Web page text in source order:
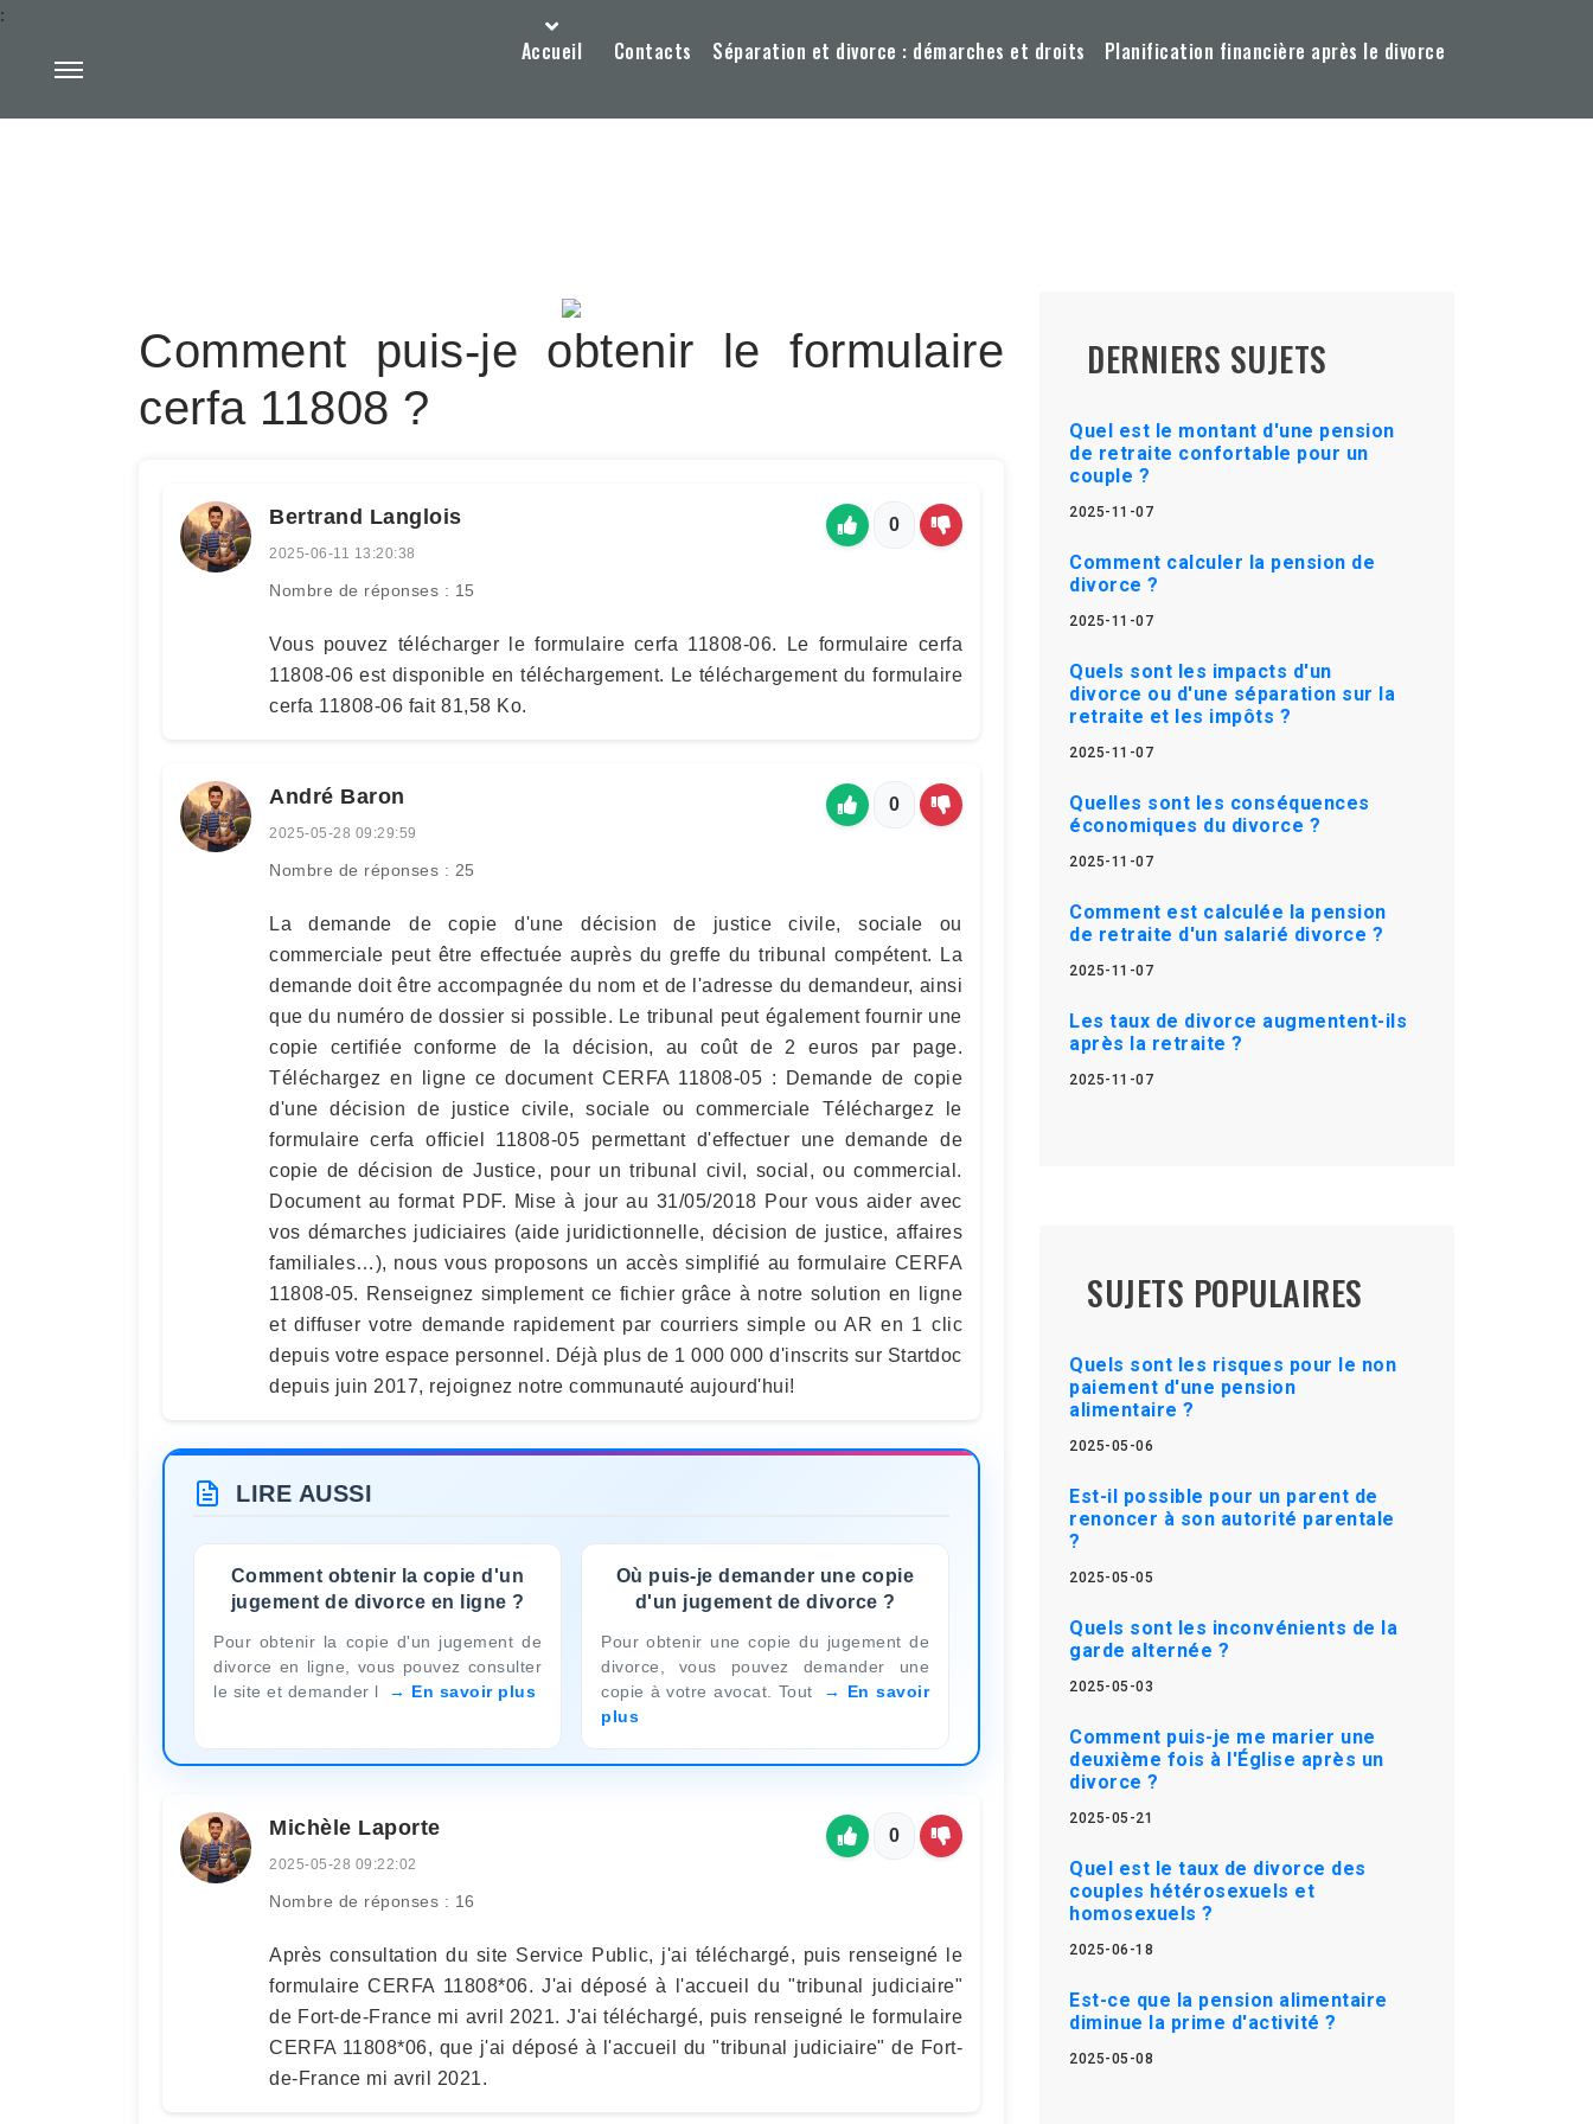
Accueil Contacts Séparation et divorce : démarches et droits Planification financière après le divorce
:
Comment puis-je obtenir le formulaire
cerfa 11808 ?
Bertrand Langlois
2025-06-11 13:20:38
Nombre de réponses : 15
0
Vous pouvez télécharger le formulaire cerfa 11808-06. Le formulaire cerfa
11808-06 est disponible en téléchargement. Le téléchargement du formulaire
cerfa 11808-06 fait 81,58 Ko.
André Baron
2025-05-28 09:29:59
Nombre de réponses : 25
0
La demande de copie d'une décision de justice civile, sociale ou
commerciale peut être effectuée auprès du greffe du tribunal compétent. La
demande doit être accompagnée du nom et de l'adresse du demandeur, ainsi
que du numéro de dossier si possible. Le tribunal peut également fournir une
copie certifiée conforme de la décision, au coût de 2 euros par page.
Téléchargez en ligne ce document CERFA 11808-05 : Demande de copie
d'une décision de justice civile, sociale ou commerciale Téléchargez le
formulaire cerfa officiel 11808-05 permettant d'effectuer une demande de
copie de décision de Justice, pour un tribunal civil, social, ou commercial.
Document au format PDF. Mise à jour au 31/05/2018 Pour vous aider avec
vos démarches judiciaires (aide juridictionnelle, décision de justice, affaires
familiales…), nous vous proposons un accès simplifié au formulaire CERFA
11808-05. Renseignez simplement ce fichier grâce à notre solution en ligne
et diffuser votre demande rapidement par courriers simple ou AR en 1 clic
depuis votre espace personnel. Déjà plus de 1 000 000 d'inscrits sur Startdoc
depuis juin 2017, rejoignez notre communauté aujourd'hui!
LIRE AUSSI
Comment obtenir la copie d'un
jugement de divorce en ligne ?
Pour obtenir la copie d'un jugement de
divorce en ligne, vous pouvez consulter
le site et demander l
En savoir plus
Où puis-je demander une copie
d'un jugement de divorce ?
Pour obtenir une copie du jugement de
divorce, vous pouvez demander une
copie à votre avocat. Tout
En savoir
plus
Michèle Laporte
2025-05-28 09:22:02
Nombre de réponses : 16
0
Après consultation du site Service Public, j'ai téléchargé, puis renseigné le
formulaire CERFA 11808*06. J'ai déposé à l'accueil du "tribunal judiciaire"
de Fort-de-France mi avril 2021. J'ai téléchargé, puis renseigné le formulaire
CERFA 11808*06, que j'ai déposé à l'accueil du "tribunal judiciaire" de Fort-
de-France mi avril 2021.
DERNIERS SUJETS
Quel est le montant d'une pension
de retraite confortable pour un
couple ?
2025-11-07
Comment calculer la pension de
divorce ?
2025-11-07
Quels sont les impacts d'un
divorce ou d'une séparation sur la
retraite et les impôts ?
2025-11-07
Quelles sont les conséquences
économiques du divorce ?
2025-11-07
Comment est calculée la pension
de retraite d'un salarié divorce ?
2025-11-07
Les taux de divorce augmentent-ils
après la retraite ?
2025-11-07
SUJETS POPULAIRES
Quels sont les risques pour le non
paiement d'une pension
alimentaire ?
2025-05-06
Est-il possible pour un parent de
renoncer à son autorité parentale
?
2025-05-05
Quels sont les inconvénients de la
garde alternée ?
2025-05-03
Comment puis-je me marier une
deuxième fois à l'Église après un
divorce ?
2025-05-21
Quel est le taux de divorce des
couples hétérosexuels et
homosexuels ?
2025-06-18
Est-ce que la pension alimentaire
diminue la prime d'activité ?
2025-05-08